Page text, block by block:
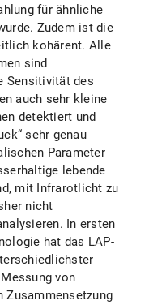
für ähnliche
Zudem ist die
kohärent. Alle
sind
Sensitivität des
auch sehr kleine
detektiert und
sehr genau
Parameter
lebende
mit Infrarotlicht zu
nicht
In ersten
hat das LAP-
von
Zusammensetzung